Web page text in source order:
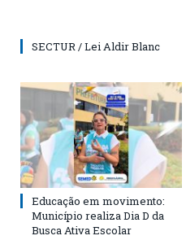
SECTUR / Lei Aldir Blanc
Educação em movimento:
Município realiza Dia D da
Busca Ativa Escolar